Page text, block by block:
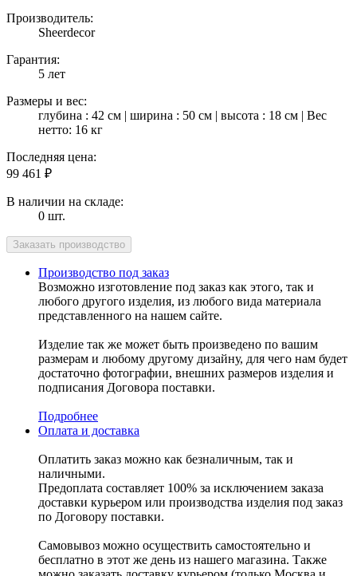
Производитель:
Sheerdecor
Гарантия:
5 лет
Размеры и вес:
глубина : 42 см | ширина : 50 см | высота : 18 см | Вес
нетто: 16 кг
Последняя цена:
99 461 ₽
В наличии на складе:
0 шт.
Производство под заказ
Возможно изготовление под заказ как этого, так и
любого другого изделия, из любого вида материала
представленного на нашем сайте.
Изделие так же может быть произведено по вашим
размерам и любому другому дизайну, для чего нам будет
достаточно фотографии, внешних размеров изделия и
подписания Договора поставки.
Подробнее
Оплата и доставка
Оплатить заказ можно как безналичным, так и
наличными.
Предоплата составляет 100% за исключением заказа
доставки курьером или производства изделия под заказ
по Договору поставки.
Самовывоз можно осуществить самостоятельно и
бесплатно в этот же день из нашего магазина. Также